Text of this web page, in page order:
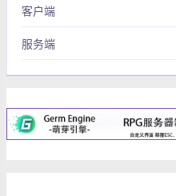
客户端
服务端